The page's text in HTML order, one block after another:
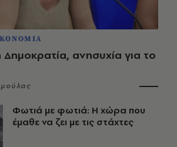
Δημοκρατία, ανησυχία για το
Φωτιά με φωτιά: Η χώρα που
έμαθε να ζει με τις στάχτες